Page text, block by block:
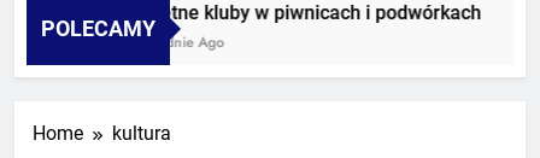
POLECAMY
Sekretne kluby w piwnicach i podwórkach
3 Tygodnie Ago
Home kultura